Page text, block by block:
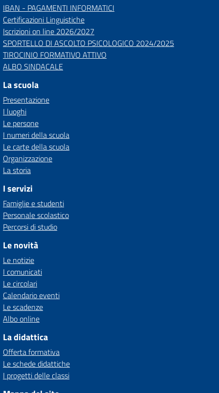
IBAN - PAGAMENTI INFORMATICI
Certificazioni Linguistiche
Iscrizioni on line 2026/2027
SPORTELLO DI ASCOLTO PSICOLOGICO 2024/2025
TIROCINIO FORMATIVO ATTIVO
ALBO SINDACALE
La scuola
Presentazione
I luoghi
Le persone
I numeri della scuola
Le carte della scuola
Organizzazione
La storia
I servizi
Famiglie e studenti
Personale scolastico
Percorsi di studio
Le novità
Le notizie
I comunicati
Le circolari
Calendario eventi
Le scadenze
Albo online
La didattica
Offerta formativa
Le schede didattiche
I progetti delle classi